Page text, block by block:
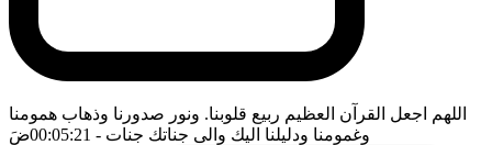
اللهم اجعل القرآن العظيم ربيع قلوبنا. ونور صدورنا وذهاب همومنا
وغمومنا ودليلنا اليك والى جناتك جنات - 00:05:21 ضَ